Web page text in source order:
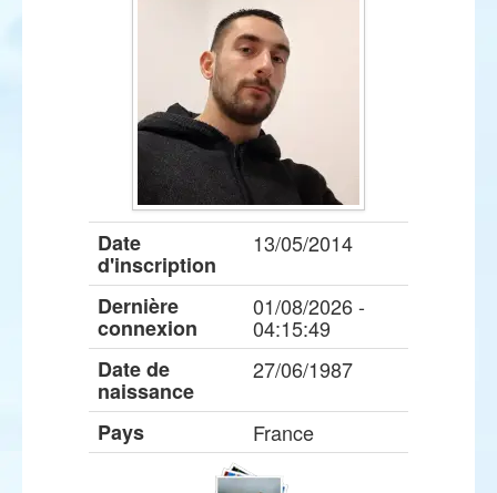
Date
d'inscription
13/05/2014
Dernière
connexion
01/08/2026 -
04:15:49
Date de
naissance
27/06/1987
Pays France